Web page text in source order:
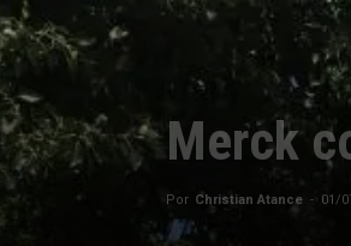
Merck
Por Christian Atance - 01/